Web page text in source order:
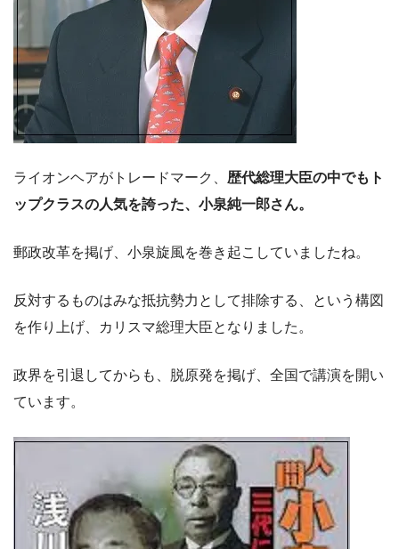
ライオンヘアがトレードマーク、 歴代総理大臣の中でもト
ップクラスの人気を誇った、小泉純一郎さん。
郵政改革を掲げ、小泉旋風を巻き起こしていましたね。
反対するものはみな抵抗勢力として排除する、という構図
を作り上げ、カリスマ総理大臣となりました。
政界を引退してからも、脱原発を掲げ、全国で講演を開い
ています。